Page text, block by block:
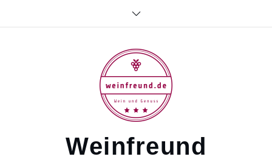
Weinfreund